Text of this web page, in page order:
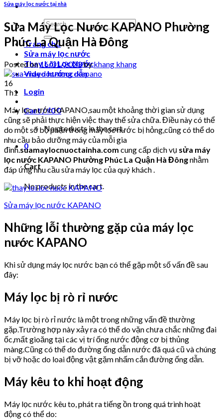
Search
for:
Trang chủ
Sửa máy lọc nước
Thay Lõi Lọc Nước
Video hướng dẫn
Login
Cart /₫00
No products in the cart.
0
Cart
No products in the cart.
Sửa máy lọc nước tại nhà
Sửa Máy Lọc Nước KAPANO Phường
Phúc La Quận Hà Đông
Posted on16/01/2023bykhang khang
16
Th1
Máy lọc nước KAPANO,sau một khoảng thời gian sử dụng
cũng sẽ phải thực hiện việc thay thế sửa chữa. Điều này có thể
do một số bộ phận trong máy lọc nước bị hỏng,cũng có thể do
nhu cầu bảo dưỡng máy của mỗi gia
đình.suamaylocnuoctainha.com cung cấp dịch vụ sửa máy
lọc nước KAPANO Phường Phúc La Quận Hà Đôngnhằm
đáp ứng nhu cầu sửa máy lọc của quý khách .
Sửa máy lọc nước KAPANO
Những lỗi thường gặp của máy lọc
nước KAPANO
Khi sử dụng máy lọc nước bạn có thể gặp một số vấn đề sau
đây:
Máy lọc bị rò rỉ nước
Máy lọc bị rò rỉ nước là một trong những vấn đề thường
gặp.Trường hợp này xảy ra có thể do vặn chưa chắc những đai
ốc,mất gioăng tại các vị trí ống nước động cơ bị thủng
màng.Cũng có thể do đường ống dẫn nước đã quá cũ và chúng
bị vỡ hoặc do loai động vật gặm nhấm cắn đường ống dẫn.
Máy kêu to khi hoạt động
Máy lọc nước kêu to, phát ra tiếng ồn trong quá trình hoạt
động có thể do: